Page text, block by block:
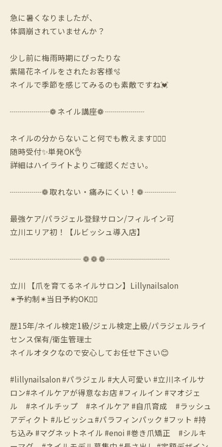
急に暑くなりましたが、
体調崩されていませんか？
少し前に梅雨時期にぴったりな
紫陽花ネイルをされたお客様🫧
ネイルで季節を感じてみるのも素敵ですね💓
┈┈┈┈┈❁ ネイル講座❁ ┈┈┈┈┈
ネイルの分からないこと何でも教えます🙆‍♀️✨
随時受付✨単発OK👌
詳細はハイライトよりご確認ください。
┈┈┈┈❁ 取れない・痛みにくい！❁ ┈┈┈┈
最強ケア/パラジェル登録サロン/フィルイン可
立川エリア初！【ルビッシュ導入店】
┈┈┈┈┈┈┈┈┈ ❁ ❁ ❁ ┈┈┈┈┈┈┈┈
立川 【爪を育てるネイルサロン】Lillynailsalon
✴︎予約制✴︎当日予約OK🙆‍♀️
歴15年/ネイル検定1級/ジェル検定上級/パラジェルライ
センス保有/衛生管理士
ネイルオタクなので安心してお任せ下さい😊
#lillynailsalon #パラジェル #大人可愛い #立川ネイルサ
ロン#ネイルケアが得意なお店 #フィルイン #マオジェ
ル #ネイルチップ #ネイルケア #自爪育成 #ラッシュ
アディクト #ルビッシュ#パラフィンパック #フット #持
ち込み #マグネットネイル #enoi #巻き爪矯正 #シルキ